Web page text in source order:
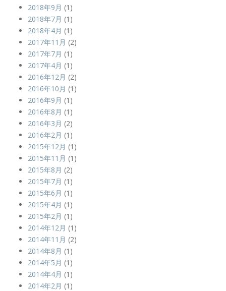
2018年9月 (1)
2018年7月 (1)
2018年4月 (1)
2017年11月 (2)
2017年7月 (1)
2017年4月 (1)
2016年12月 (2)
2016年10月 (1)
2016年9月 (1)
2016年8月 (1)
2016年3月 (2)
2016年2月 (1)
2015年12月 (1)
2015年11月 (1)
2015年8月 (2)
2015年7月 (1)
2015年6月 (1)
2015年4月 (1)
2015年2月 (1)
2014年12月 (1)
2014年11月 (2)
2014年8月 (1)
2014年5月 (1)
2014年4月 (1)
2014年2月 (1)